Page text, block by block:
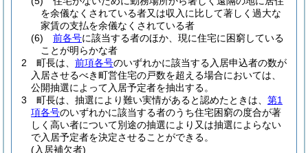
を余儀なくされている者又は収入に比して著しく過大な
家賃の支払を余儀なくされている者
(6)
前各号に該当する者のほか、現に住宅に困窮している
ことが明らかな者
2
町長は、 前項各号のいずれかに該当する入居申込者の数が
入居させるべき町営住宅の戸数を超える場合においては、
公開抽選によって入居予定者を抽出する。
3
町長は、抽選により難い実情があると認めたときは、 第1
項各号のいずれかに該当する者のうち住宅困窮の度合が著
しく高い者について別途の抽選により又は抽選によらない
で入居予定者を決定させることができる。
(入居補欠者)